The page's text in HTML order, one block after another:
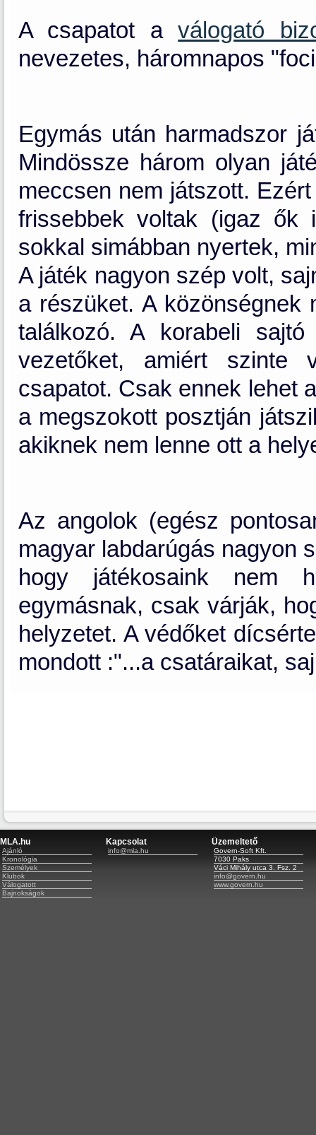
A csapatot aválogató
nevezetes, háromnapos
Egymás után harmadszor
Mindössze három olyan
meccsen nem játszott.
frissebbek voltak (igaz ők
sokkal simábban nyertek,
A játék nagyon szép volt,
a részüket. A
találkozó. A korabeli
vezetőket, amiért szinte
csapatot. Csak ennek lehet
a megszokott posztján
akiknek nem lenne ott a
Az angolok (egész
magyar labdarúgás nagyon
hogy játékosaink nem
egymásnak, csak várják,
helyzetet. A védőket
mondott :"...a csatáraikat,
MLA.hu
Ajánló
Kronológia
Személyek
Klubok
Válogatott
Bajnokságok
Kapcsolat
info@mla.hu
Üzemeltető
Govern-Soft Kft.
7030 Paks
Váci Mihály utca 3. Fsz. 2
info@govern.hu
www.govern.hu